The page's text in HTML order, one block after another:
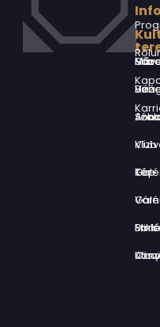
Márai Sándor Művelődési Ház
Virág Benedek Ház
Jókai Anna
Vízivárosi Klub
Tér-Kép
Várnegyed
Borsos
Országház